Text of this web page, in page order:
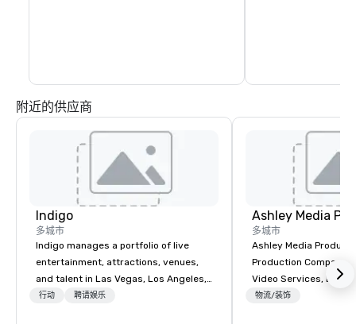
附近的供应商
Indigo
多城市
Indigo manages a portfolio of live
entertainment, attractions, venues,
and talent in Las Vegas, Los Angeles,
and Atlantic City. We specialize in
行动 聘请娱乐
Ashley Media
多城市
Ashley Media
Production Company
Video Services, Event
Traditional Video
物流/装饰